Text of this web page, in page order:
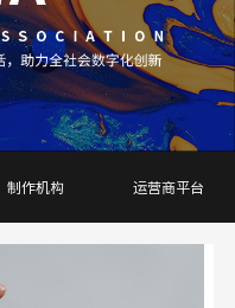
制作机构 运营商平台